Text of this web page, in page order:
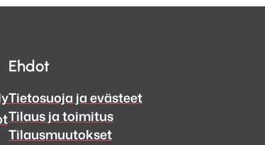
Ehdot
Tietosuoja ja evästeet
Tilaus ja toimitus
Tilausmuutokset